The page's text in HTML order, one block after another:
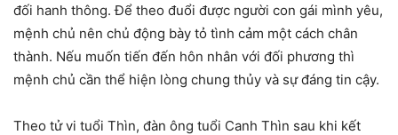
đối hanh thông. Để theo đuổi được người con gái mình yêu,
mệnh chủ nên chủ động bày tỏ tình cảm một cách chân
thành. Nếu muốn tiến đến hôn nhân với đối phương thì
mệnh chủ cần thể hiện lòng chung thủy và sự đáng tin cậy.
Theo tử vi tuổi Thìn, đàn ông tuổi Canh Thìn sau khi kết